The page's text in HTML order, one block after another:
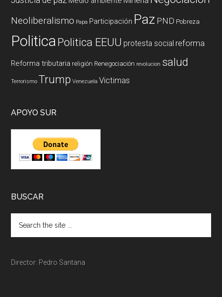
Neoliberalismo Papa Participación Paz PND Pobreza
PoliticaPolitica EEUU protesta social reforma
Reforma tributaria religión Renegociación revolucion salud
Terrorismo Trump Venezuela Victimas
APOYO SUR
BUSCAR
Director: Pedro Santana